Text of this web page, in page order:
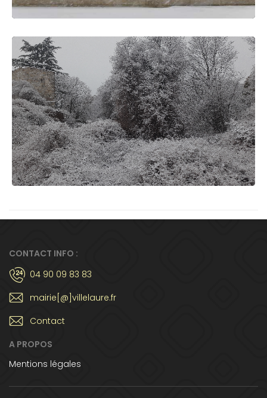
CONTACT INFO :
04 90 09 83 83
mairie[@]villelaure.fr
Contact
A PROPOS
Mentions légales